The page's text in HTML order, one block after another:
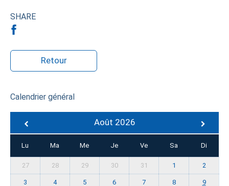
SHARE
Retour
Calendrier général
Août 2026
Lu Ma Me Je Ve Sa Di
27 28 29 30 31 1 2
3 4 5 6 7 8 9